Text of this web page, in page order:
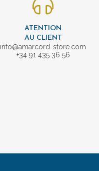
ATENTION
AU CLIENT
info@amarcord-store.com
+34 91 435 36 56